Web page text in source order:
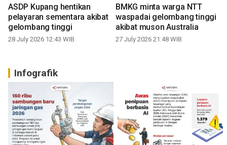
ASDP Kupang hentikan
pelayaran sementara akibat
gelombang tinggi
28 July 2026 12:43 WIB
BMKG minta warga NTT
waspadai gelombang tinggi
akibat muson Australia
27 July 2026 21:48 WIB
Infografik